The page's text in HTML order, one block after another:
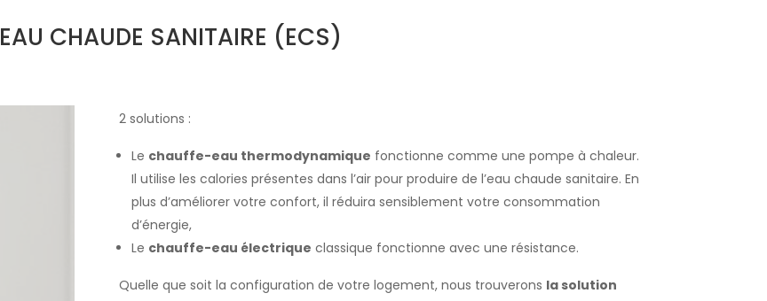
EAU CHAUDE SANITAIRE (ECS)
2 solutions :
Le chauffe-eau thermodynamique fonctionne comme une pompe à chaleur.
Il utilise les calories présentes dans l’air pour produire de l’eau chaude sanitaire. En
plus d’améliorer votre confort, il réduira sensiblement votre consommation
d’énergie,
Le chauffe-eau électrique classique fonctionne avec une résistance.
Quelle que soit la configuration de votre logement, nous trouverons la solution